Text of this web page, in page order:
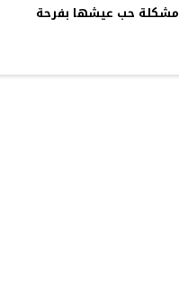
مسلسل 55 مشكلة حب عيشها بفرحة